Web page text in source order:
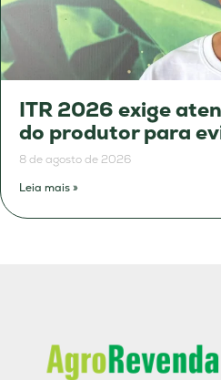
ITR 2026 exige
do produtor para
8 de agosto de 2026
Leia mais »